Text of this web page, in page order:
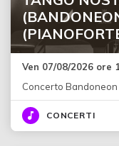
Ven 07/08/2026 ore
Concerto
CONCERTI